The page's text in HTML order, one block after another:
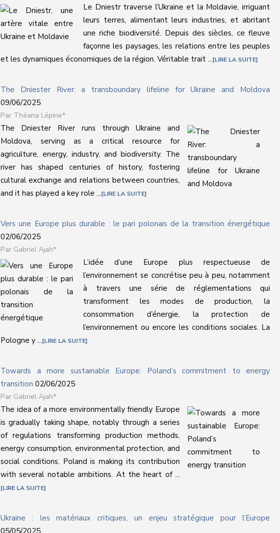
Le Dniestr traverse l’Ukraine et la Moldavie, irriguant
leurs terres, alimentant leurs industries, et abritant
une riche biodiversité. Depuis des siècles, ce fleuve
façonne les paysages, les relations entre les peuples
et les dynamiques économiques de la région. Véritable trait ... LIRE LA SUITE
The Dniester River: a transboundary lifeline for Ukraine and Moldova
09/06/2025
Théana Lépine*
The Dniester River runs through Ukraine and
Moldova, serving as a critical resource for
agriculture, energy, industry, and biodiversity. The
river has shaped centuries of history, fostering
cultural exchange and relations between countries,
and it has played a key role ... LIRE LA SUITE
Vers une Europe plus durable : le pari polonais de la transition énergétique
02/06/2025
Gabriel Ajah*
L’idée d’une Europe plus respectueuse de
l’environnement se concrétise peu à peu, notamment
à travers une série de réglementations qui
transforment les modes de production, la
consommation d’énergie, la protection de
l’environnement ou encore les conditions sociales. La
Pologne y ... LIRE LA SUITE
Towards a more sustainable Europe: Poland’s commitment to energy
transition 02/06/2025
Gabriel Ajah*
The idea of a more environmentally friendly Europe
is gradually taking shape, notably through a series
of regulations transforming production methods,
energy consumption, environmental protection, and
social conditions. Poland is making its contribution
with several notable ambitions. At the heart of ...
LIRE LA SUITE
Ukraine : les matériaux critiques, un enjeu stratégique pour l’Europe
05/05/2025